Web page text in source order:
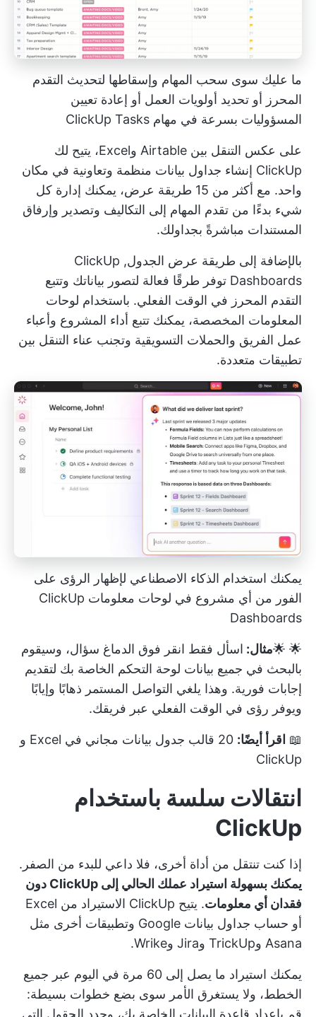
ما عليك سوى سحب المهام وإسقاطها لتحديث التقدم
المحرز أو تحديد أولويات العمل أو إعادة تعيين
المسؤوليات بسرعة في مهام ClickUp Tasks
على عكس التنقل بين Airtable وExcel، يتيح لك
ClickUp إنشاء جداول بيانات منظمة وتعاونية في مكان
واحد. مع أكثر من 15 طريقة عرض، يمكنك إدارة كل
شيء بدءًا من تقدم المهام إلى التكاليف وتصدير وإرفاق
المستندات مباشرةً بجداولك.
بالإضافة إلى طريقة عرض الجدول, ClickUp
Dashboards توفر طرقًا فعالة لتصور بياناتك وتتبع
التقدم المحرز في الوقت الفعلي. باستخدام لوحات
المعلومات المخصصة، يمكنك تتبع أداء المشروع وأعباء
عمل الفريق والحملات التسويقية وتجنب عناء التنقل بين
تطبيقات متعددة.
يمكنك استخدام الذكاء الاصطناعي لإظهار الرؤى على
الفور من أي مشروع في لوحات معلومات ClickUp
Dashboards
🌟 🌟مثال: اسأل فقط انقر فوق الدماغ سؤال، وسيقوم
بالبحث في جميع بيانات لوحة التحكم الخاصة بك لتقديم
إجابات فورية. وهذا يلغي التواصل المستمر ذهابًا وإيابًا
ويوفر رؤى في الوقت الفعلي عبر فريقك.
📖 اقرأ أيضًا:
20 قالب جدول بيانات مجاني في Excel و
ClickUp
انتقالات سلسة باستخدام
ClickUp
إذا كنت تنتقل من أداة أخرى، فلا داعي للبدء من الصفر.
يمكنك بسهولة استيراد عملك الحالي إلى ClickUp دون
فقدان أي معلومات
. يتيح ClickUp الاستيراد من Excel
أو حساب جداول بيانات Google وتطبيقات أخرى مثل
Asana وTrickUp وJira وWrike.
يمكنك استيراد ما يصل إلى 60 مرة في اليوم عبر جميع
الخطط، ولا يستغرق الأمر سوى بضع خطوات بسيطة:
قم بإعداد قاعدة البيانات الخاصة بك، وحدد الحقول التي